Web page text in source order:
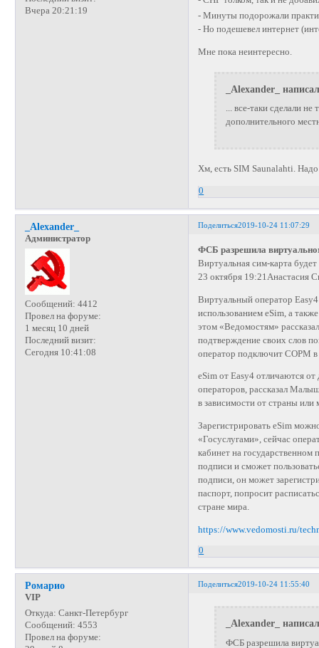
Вчера 20:21:19
- Минуты подорожали
- Но подешевел интернет
Мне пока неинтересно.
_Alexander_
... все-таки сделали
дополнительного
Хм, есть SIM Saunalahti.
0
Поделиться2019-10-24 11:07:29
_Alexander_
Администратор
Сообщений: 4412
Провел на форуме:
1 месяц 10 дней
Последний визит:
Сегодня 10:41:08
ФСБ разрешила
Виртуальная сим-карта
23 октября 19:21Анастасия
Виртуальный оператор
использованием eSim, а
этом «Ведомостям»
подтверждение своих слов
оператор подключит СОРМ в
eSim от Easy4 отличаются от
операторов, рассказал
в зависимости от страны или
Зарегистрировать eSim
«Госуслугами», сейчас
кабинет на
подписи и сможет
подписи, он может
паспорт, попросит
стране мира.
https://www.vedomosti.ru/
0
Поделиться2019-10-24 11:55:40
Ромарио
VIP
Откуда: Санкт-Петербург
Сообщений: 4553
Провел на форуме:
_Alexander_
ФСБ разрешила